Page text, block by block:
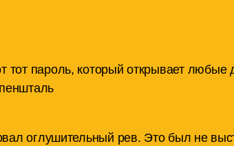
тот пароль, который открывает
оглушительный рев. Это был не